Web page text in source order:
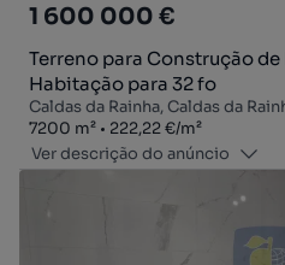
1 600 000 €
Terreno para Construção
Habitação para 32 fo
Zona
7200 m²
Preço por metro quadrado
222,22 €/m²
Ver descrição do anúncio